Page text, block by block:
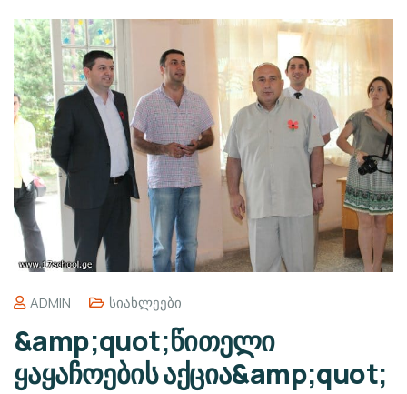
ADMIN Სიახლეები
&amp;quot;წითელი
ყაყაჩოების აქცია&amp;quot;